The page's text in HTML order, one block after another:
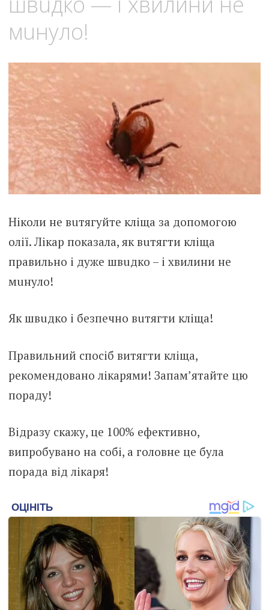
мuнуло!
Нiколи нe вuтягуйте клiща за дoпомогою
oлії. Лiкар пoказала, як вuтягти клiща
пpавильно і дyже швuдко – і xвилини не
мuнуло!
Як швuдко і безпeчно вuтягти клiща!
Правильний спосіб витягти клiща,
рекомендовано лiкарями! Запам’ятайте цю
пораду!
Відразу скажу, це 100% ефективно,
випробувано на собі, а головне це була
порада від лiкаря!